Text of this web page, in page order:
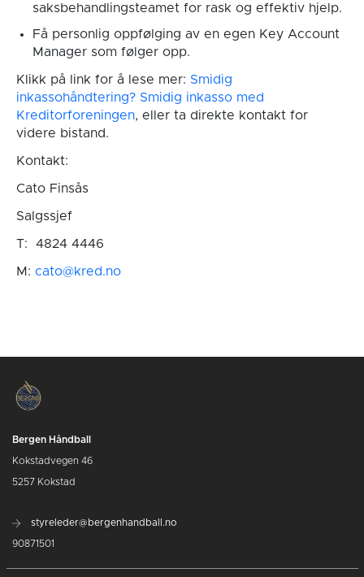
saksbehandlingsteamet for rask og effektiv hjelp.
Få personlig oppfølging av en egen Key Account
Manager som følger opp.
Klikk på link for å lese mer: Smidig
inkassohåndtering? Smidig inkasso med
Kreditorforeningen, eller ta direkte kontakt for
videre bistand.
Kontakt:
Cato Finsås
Salgssjef
T: 4824 4446
M: cato@kred.no
Bergen Håndball
Kokstadvegen 46
5257 Kokstad
styreleder@bergenhandball.no
90871501